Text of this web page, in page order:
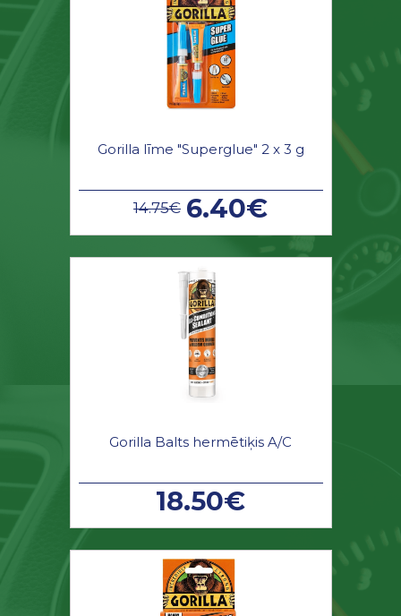
Gorilla līme "Superglue" 2 x 3 g
14.75€ 6.40€
Gorilla Balts hermētiķis A/C
18.50€